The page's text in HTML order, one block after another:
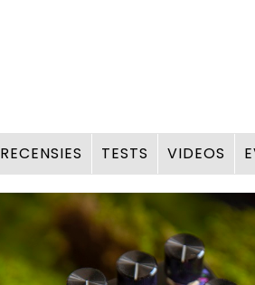
RECENSIES TESTS VIDEOS